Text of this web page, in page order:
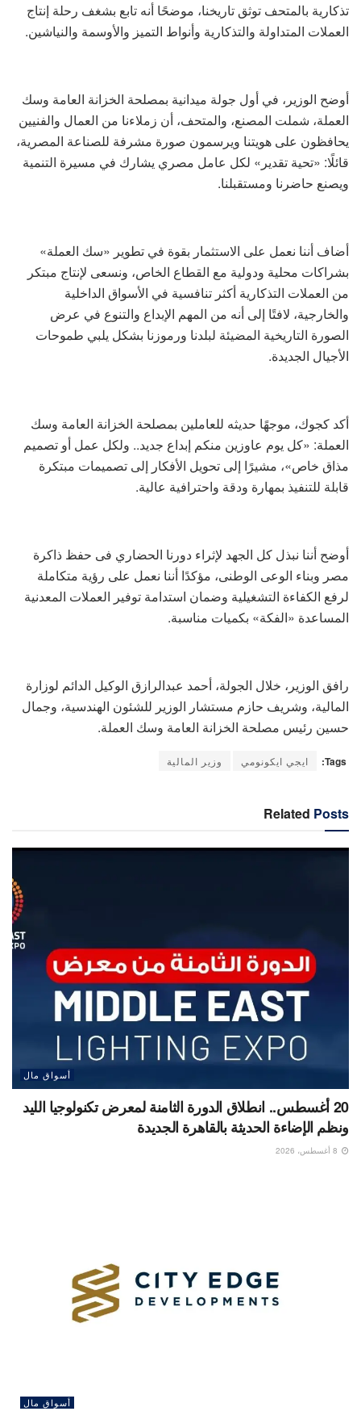
تذكارية بالمتحف توثق تاريخنا، موضحًا أنه تابع بشغف رحلة إنتاج
العملات المتداولة والتذكارية وأنواط التميز والأوسمة والنياشين.
أوضح الوزير، في أول جولة ميدانية بمصلحة الخزانة العامة وسك
العملة، شملت المصنع، والمتحف، أن زملاءنا من العمال والفنيين
يحافظون على هويتنا ويرسمون صورة مشرفة للصناعة المصرية،
قائلًا: «تحية تقدير» لكل عامل مصري يشارك في مسيرة التنمية
ويصنع حاضرنا ومستقبلنا.
أضاف أننا نعمل على الاستثمار بقوة في تطوير «سك العملة»
بشراكات محلية ودولية مع القطاع الخاص، ونسعى لإنتاج مبتكر
من العملات التذكارية أكثر تنافسية في الأسواق الداخلية
والخارجية، لافتًا إلى أنه من المهم الإبداع والتنوع في عرض
الصورة التاريخية المضيئة لبلدنا ورموزنا بشكل يلبي طموحات
الأجيال الجديدة.
أكد كجوك، موجهًا حديثه للعاملين بمصلحة الخزانة العامة وسك
العملة: «كل يوم عاوزين منكم إبداع جديد.. ولكل عمل أو تصميم
مذاق خاص»، مشيرًا إلى تحويل الأفكار إلى تصميمات مبتكرة
قابلة للتنفيذ بمهارة ودقة واحترافية عالية.
أوضح أننا نبذل كل الجهد لإثراء دورنا الحضاري فى حفظ ذاكرة
مصر وبناء الوعى الوطنى، مؤكدًا أننا نعمل على رؤية متكاملة
لرفع الكفاءة التشغيلية وضمان استدامة توفير العملات المعدنية
المساعدة «الفكة» بكميات مناسبة.
رافق الوزير، خلال الجولة، أحمد عبدالرازق الوكيل الدائم لوزارة
المالية، وشريف حازم مستشار الوزير للشئون الهندسية، وجمال
حسين رئيس مصلحة الخزانة العامة وسك العملة.
Tags: ايجي ايكونومي وزير المالية
Related Posts
أسواق مال
20 أغسطس.. انطلاق الدورة الثامنة لمعرض تكنولوجيا الليد
ونظم الإضاءة الحديثة بالقاهرة الجديدة
أسواق مال